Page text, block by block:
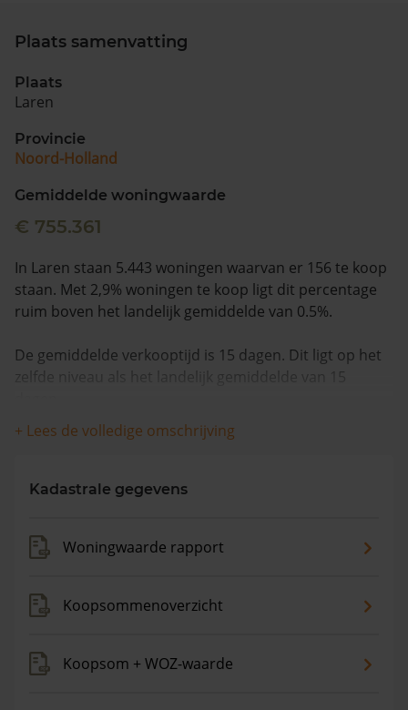
Zoek een woning
088 220 4200
Maandag t/m vrijdag - 08:00 -18:00
Plaats samenvatting
Plaats
Laren
Provincie
Noord-Holland
Gemiddelde woningwaarde
€ 755.361
In Laren staan 5.443 woningen waarvan er 156 te koop
staan. Met 2,9% woningen te koop ligt dit percentage
ruim boven het landelijk gemiddelde van 0.5%.
De gemiddelde verkooptijd is 15 dagen. Dit ligt op het
zelfde niveau als het landelijk gemiddelde van 15
Wanneer we naar de laatste 12 maanden kijken
verkocht. De gemiddelde huizenprijs is €1.341.897. De
gestegen.
+ Lees de volledige omschrijving
Kadastrale gegevens
Woningwaarde rapport
Koopsommenoverzicht
Koopsom + WOZ-waarde